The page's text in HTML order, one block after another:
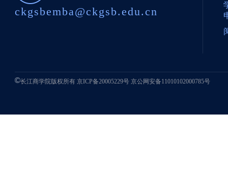
ckgsbemba@ckgsb.edu.cn
长江商学院版权所有京ICP备20005229号 京公网安备11010102000785号